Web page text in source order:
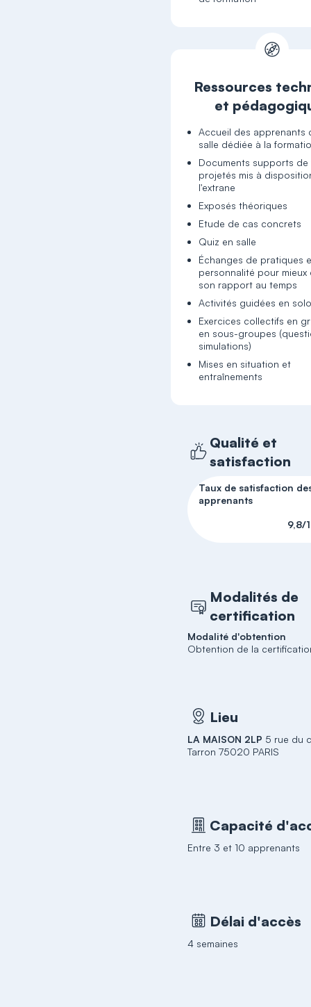
Ressources
et
Accueil des apprenants
salle dédiée à la
Documents supports
projetés mis à
l'extrane
Exposés théoriques
Etude de cas concrets
Quiz en salle
Échanges de pratiques
personnalité pour mieux
son rapport au temps
Activités guidées en
Exercices collectifs en
en sous-groupes
simulations)
Mises en situation et
entraînements
Qualité et
satisfaction
Taux de satisfaction
apprenants
9,8/
Modalités de
certification
Modalité d'obtention
Obtention de la
Lieu
LA MAISON 2LP 5 rue du
Tarron 75020 PARIS
Capacité
Entre 3 et 10 apprenants
Délai d'accès
4 semaines